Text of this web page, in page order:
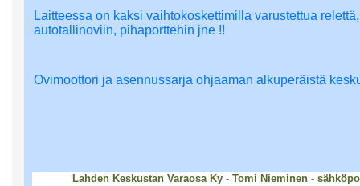
Laitteessa on kaksi vaihtokoskettimilla varustettua
autotallinoviin, pihaporttehin jne !!
Ovimoottori ja asennussarja ohjaaman alkuperäistä
Lahden Keskustan Varaosa Ky - Tomi Nieminen -